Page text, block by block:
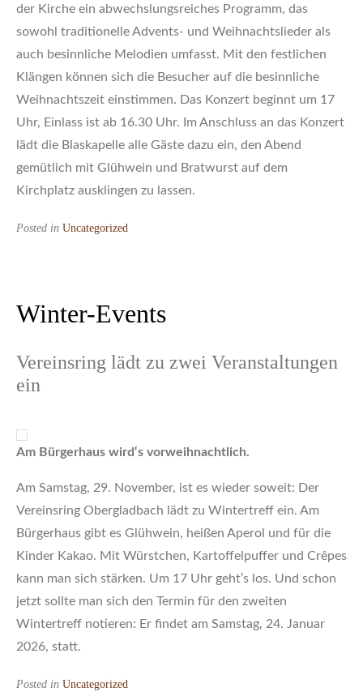
der Kirche ein abwechslungsreiches Programm, das
sowohl traditionelle Advents- und Weihnachtslieder als
auch besinnliche Melodien umfasst. Mit den festlichen
Klängen können sich die Besucher auf die besinnliche
Weihnachtszeit einstimmen. Das Konzert beginnt um 17
Uhr, Einlass ist ab 16.30 Uhr. Im Anschluss an das Konzert
lädt die Blaskapelle alle Gäste dazu ein, den Abend
gemütlich mit Glühwein und Bratwurst auf dem
Kirchplatz ausklingen zu lassen.
Posted in Uncategorized
Winter-Events
Vereinsring lädt zu zwei Veranstaltungen
ein
Am Bürgerhaus wird‘s vorweihnachtlich.
Am Samstag, 29. November, ist es wieder soweit: Der
Vereinsring Obergladbach lädt zu Wintertreff ein. Am
Bürgerhaus gibt es Glühwein, heißen Aperol und für die
Kinder Kakao. Mit Würstchen, Kartoffelpuffer und Crêpes
kann man sich stärken. Um 17 Uhr geht’s los. Und schon
jetzt sollte man sich den Termin für den zweiten
Wintertreff notieren: Er findet am Samstag, 24. Januar
2026, statt.
Posted in Uncategorized